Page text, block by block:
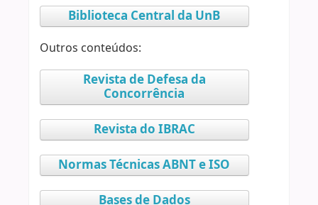
Biblioteca Central da UnB
Outros conteúdos:
Revista de Defesa da
Concorrência
Revista do IBRAC
Normas Técnicas ABNT e ISO
Bases de Dados